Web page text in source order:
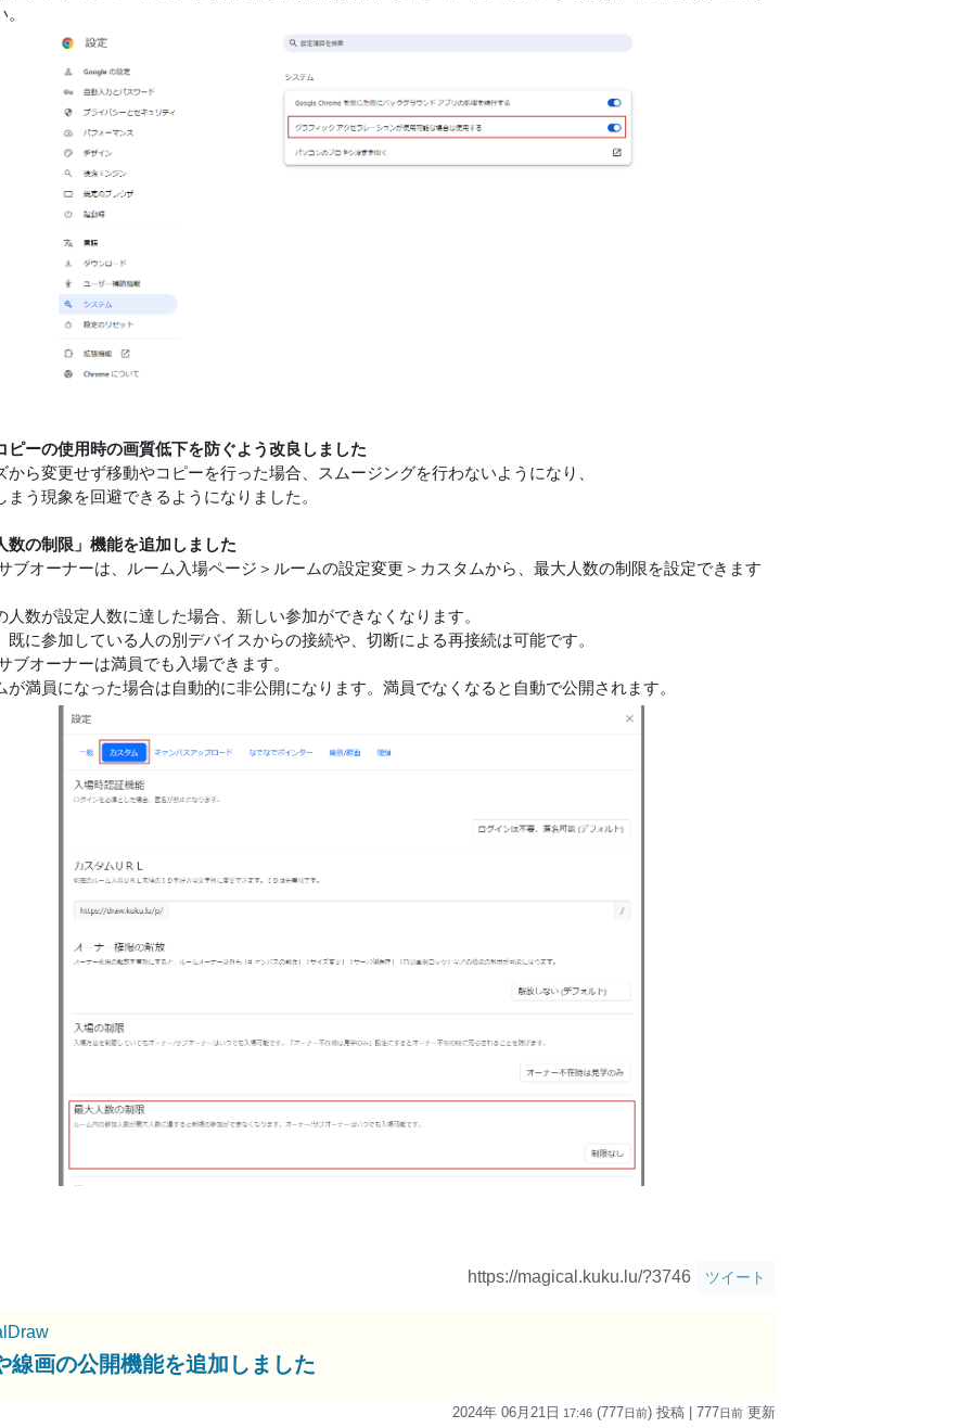
ピーの使用時の画質低下を防ぐよう改良しました
から変更せず移動やコピーを行った場合、スムージングを行わないようになり、
まう現象を回避できるようになりました。
数の制限」機能を追加しました
ブオーナーは、ルーム入場ページ＞ルームの設定変更＞カスタムから、最大人数の制限を設定できます
人数が設定人数に達した場合、新しい参加ができなくなります。
既に参加している人の別デバイスからの接続や、切断による再接続は可能です。
ブオーナーは満員でも入場できます。
が満員になった場合は自動的に非公開になります。満員でなくなると自動で公開されます。
https://magical.kuku.lu/?3746 ツイート
線画の公開機能を追加しました
2024年 06月21日 17:46 (777日前) 投稿 | 777日前 更新